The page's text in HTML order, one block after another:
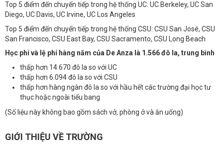
Top 5 điểm đến chuyển tiếp trong hệ thống UC: UC Berkeley, UC San
Diego, UC Davis, UC Irvine, UC Los Angeles
Top 5 điểm đến chuyển tiếp trong hệ thống CSU: CSU San José, CSU
San Francisco, CSU East Bay, CSU Sacramento, CSU Long Beach
Học phí và lệ phí hàng năm của De Anza là 1.566 đô la, trung bình
thấp hơn 14.670 đô la so với UC
thấp hơn 6.094 đô la so với CSU
thấp hơn hàng ngàn đô la so với hầu hết các trường đại học tư
thục hoặc ngoài tiểu bang
(Số liệu này không bao gồm sách vở, phòng ở và ăn uống)
GIỚI THIỆU VỀ TRƯỜNG